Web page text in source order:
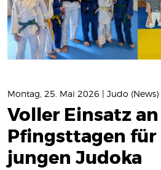
Termine
News
SHOP
Montag, 25. Mai 2026 | Judo (News)
Voller Einsatz
Pfingsttagen für
jungen Judoka